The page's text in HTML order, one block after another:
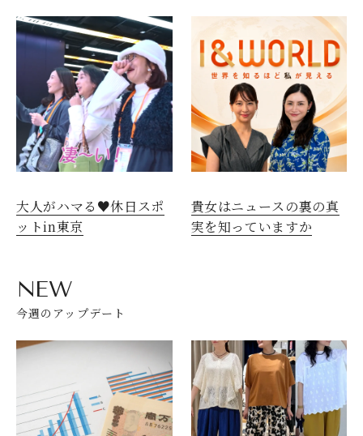
大人がハマる♥休日スポ
ットin東京
貴女はニュースの裏の真
実を知っていますか
NEW
今週のアップデート